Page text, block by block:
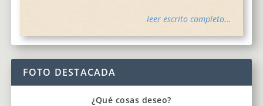
leer escrito completo...
FOTO DESTACADA
¿Qué cosas deseo?